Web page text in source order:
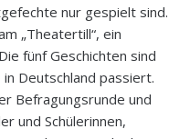
nur gespielt sind.
„Theatertill“, ein
fünf Geschichten sind
Deutschland passiert.
Befragungsrunde und
und Schülerinnen,